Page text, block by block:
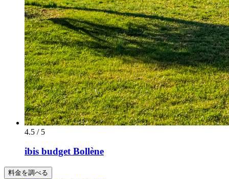
4.5 / 5
ibis budget Bollène
料金を調べる